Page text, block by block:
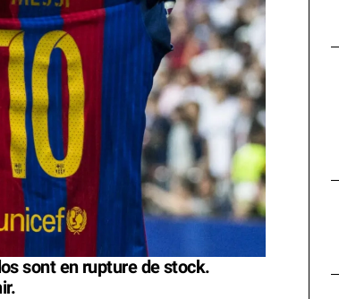
sont en rupture de stock.